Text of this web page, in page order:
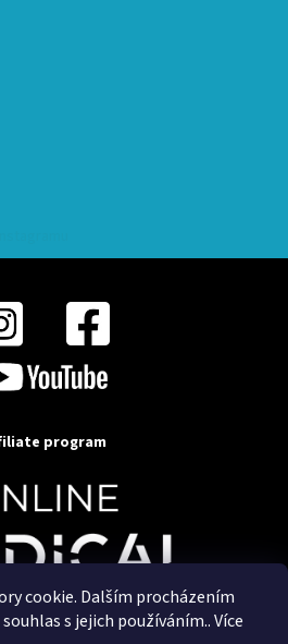
cookie. Dalším procházením
s jejich používáním.. Více
program
. Všechna práva